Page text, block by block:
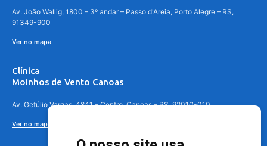
Av. João Wallig, 1800 – 3º andar – Passo d'Areia, Porto Alegre – RS,
91349-900
Ver no mapa
Clínica
Moinhos de Vento Canoas
Av. Getúlio Vargas, 4841 – Centro, Canoas – RS, 92010-010
Ver no mapa